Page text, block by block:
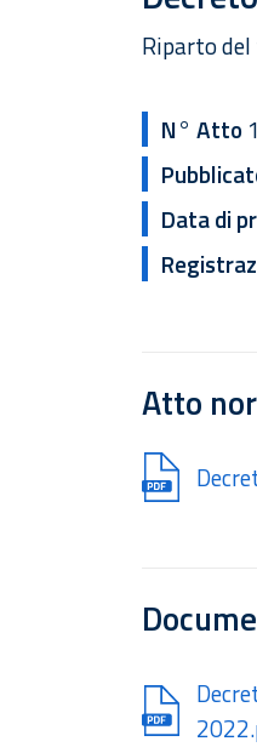
Riparto
N° Atto
Data di
Atto